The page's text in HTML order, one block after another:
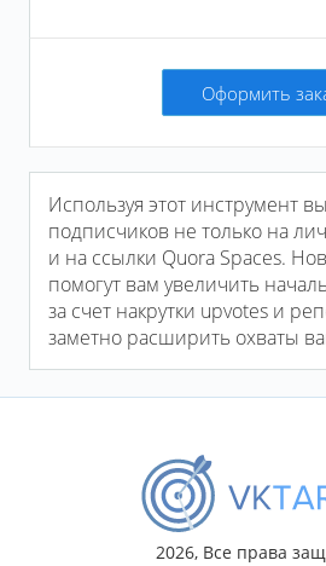
Оформить
Используя этот инструмент
подписчиков не только на
и на ссылки Quora Spaces.
помогут вам увеличить
за счет накрутки upvotes и
заметно расширить охваты
2026, Все права